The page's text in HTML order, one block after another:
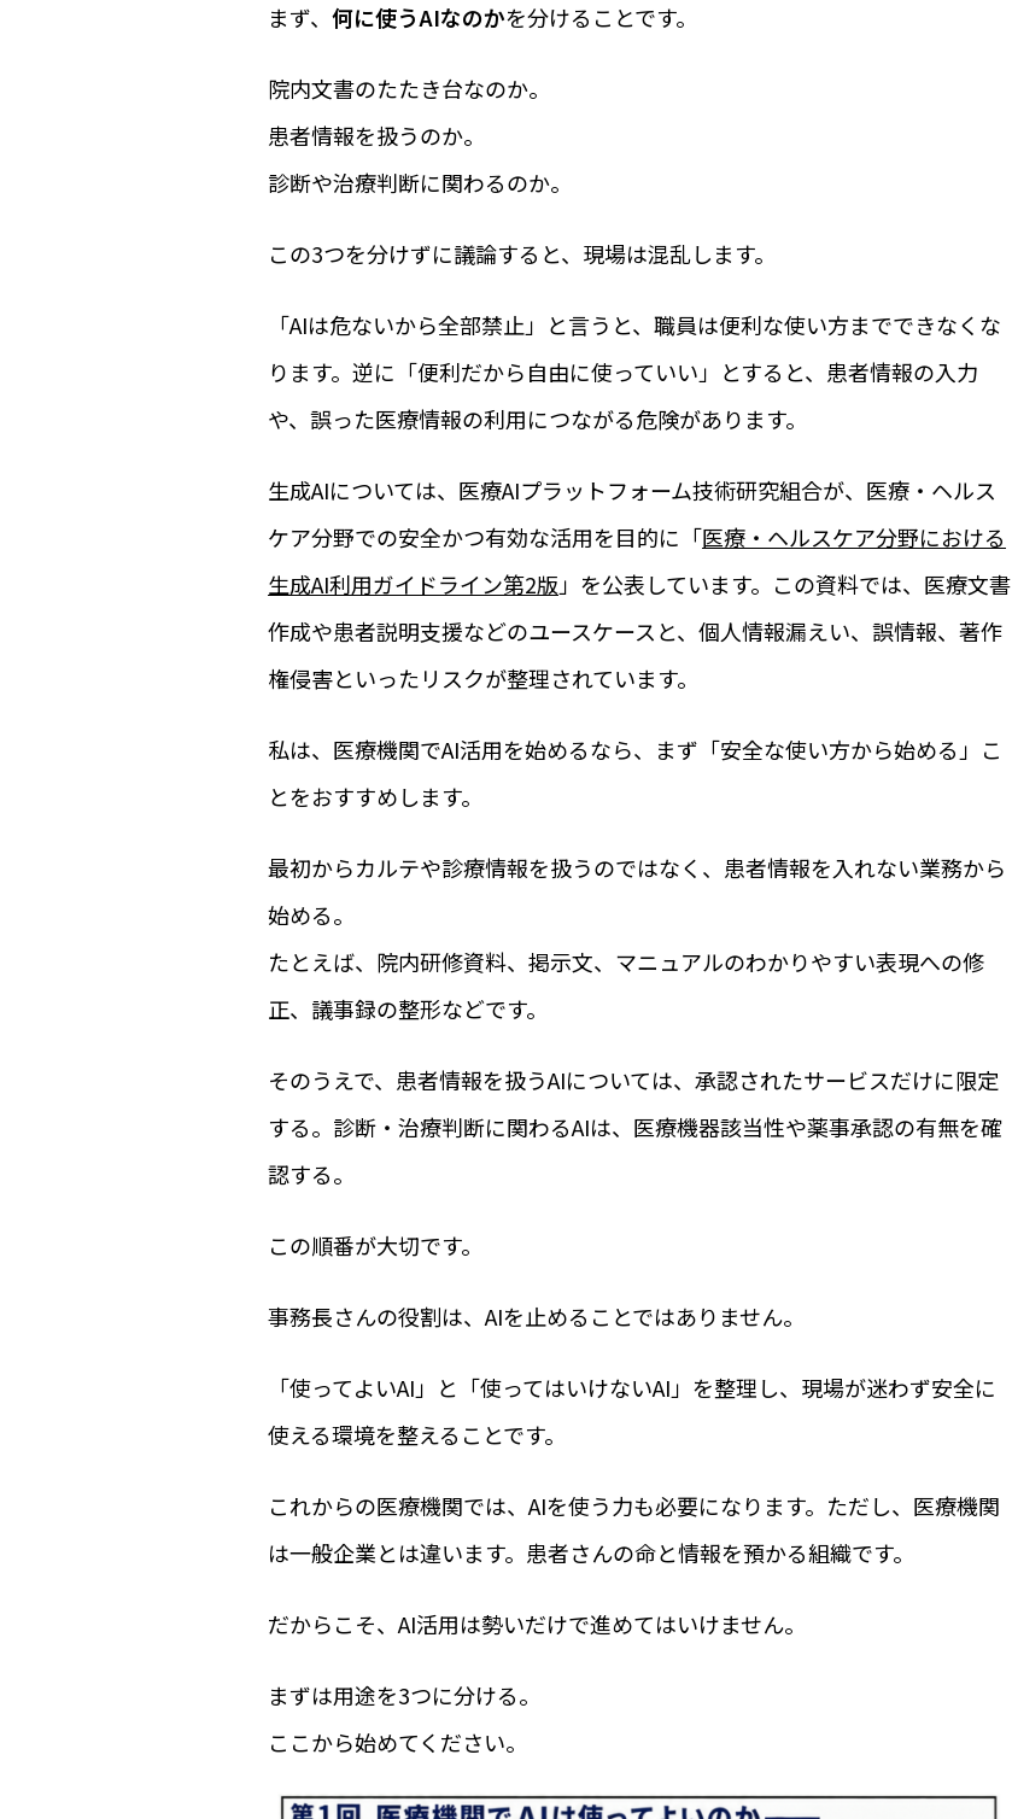
まず、 何に使うAIなのかを分けることです。
院内文書のたたき台なのか。
患者情報を扱うのか。
診断や治療判断に関わるのか。
この3つを分けずに議論すると、現場は混乱します。
「AIは危ないから全部禁止」と言うと、職員は便利な使い方までできなくな
ります。逆に「便利だから自由に使っていい」とすると、患者情報の入力
や、誤った医療情報の利用につながる危険があります。
生成AIについては、医療AIプラットフォーム技術研究組合が、医療・ヘルス
ケア分野での安全かつ有効な活用を目的に「医療・ヘルスケア分野における
生成AI利用ガイドライン第2版 」を公表しています。この資料では、医療文書
作成や患者説明支援などのユースケースと、個人情報漏えい、誤情報、著作
権侵害といったリスクが整理されています。
私は、医療機関でAI活用を始めるなら、まず「安全な使い方から始める」こ
とをおすすめします。
最初からカルテや診療情報を扱うのではなく、患者情報を入れない業務から
始める。
たとえば、院内研修資料、掲示文、マニュアルのわかりやすい表現への修
正、議事録の整形などです。
そのうえで、患者情報を扱うAIについては、承認されたサービスだけに限定
する。診断・治療判断に関わるAIは、医療機器該当性や薬事承認の有無を確
認する。
この順番が大切です。
事務長さんの役割は、AIを止めることではありません。
「使ってよいAI」と「使ってはいけないAI」を整理し、現場が迷わず安全に
使える環境を整えることです。
これからの医療機関では、AIを使う力も必要になります。ただし、医療機関
は一般企業とは違います。患者さんの命と情報を預かる組織です。
だからこそ、AI活用は勢いだけで進めてはいけません。
まずは用途を3つに分ける。
ここから始めてください。